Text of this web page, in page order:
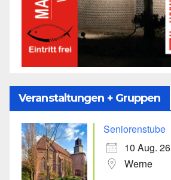
Veranstaltungen + Gruppen
Seniorenstube
10 Aug. 26
Werne